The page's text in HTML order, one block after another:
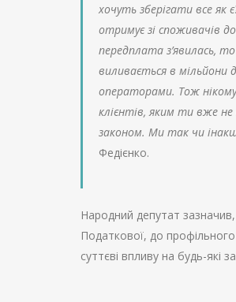
хочуть зберігати все як
отримує зі споживачів
передплата з’явилась,
виливається в
операторами. Тож
клієнтів, яким ти вже
законом. Ми так чи
Федієнко.
Народний депутат
Податкової, до профільного
суттєві впливу на будь-які